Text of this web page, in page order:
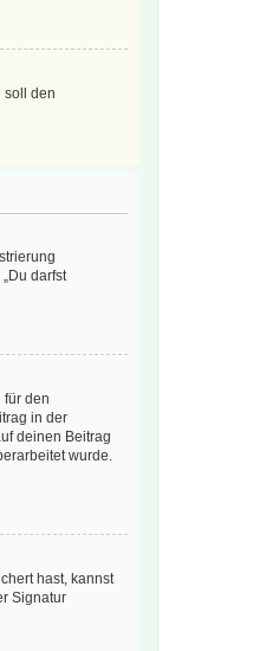
soll den
darfst
für den
in der
deinen Beitrag
wurde.
hast, kannst
Signatur